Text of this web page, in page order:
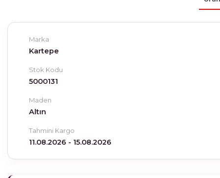
Marka
Kartepe
Stok Kodu
5000131
Maden
Altın
Tahmini Kargo
11.08.2026 - 15.08.2026